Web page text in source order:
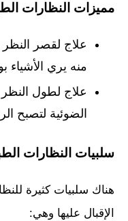
مميزات النظارات
علاج لقصر
منه يري الأشياء
علاج لطول
الضوئية لتصبح
سلبيات النظارات
هناك سلبيات كثيرة
الإقبال عليها وهي: